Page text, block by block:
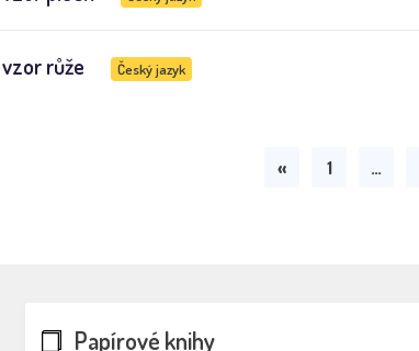
růže Český jazyk
« 1 …
Papírové knihy